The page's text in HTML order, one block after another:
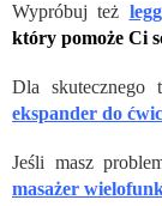
Wypróbuj też
który pomoże Ci
Dla skutecznego
ekspander do
Jeśli masz
masażer